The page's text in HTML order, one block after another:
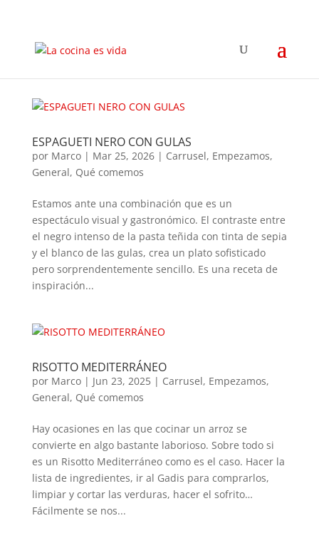
ESPAGUETI NERO CON GULAS
por Marco| Mar 25, 2026| Carrusel, Empezamos,
General, Qué comemos
Estamos ante una combinación que es un
espectáculo visual y gastronómico. El contraste entre
el negro intenso de la pasta teñida con tinta de sepia
y el blanco de las gulas, crea un plato sofisticado
pero sorprendentemente sencillo. Es una receta de
inspiración...
RISOTTO MEDITERRÁNEO
por Marco| Jun 23, 2025| Carrusel, Empezamos,
General, Qué comemos
Hay ocasiones en las que cocinar un arroz se
convierte en algo bastante laborioso. Sobre todo si
es un Risotto Mediterráneo como es el caso. Hacer la
lista de ingredientes, ir al Gadis para comprarlos,
limpiar y cortar las verduras, hacer el sofrito…
Fácilmente se nos...